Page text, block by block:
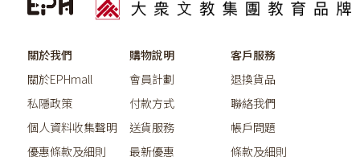
關於我們
關於EPHmall
私隱政策
個人資料收集聲明
優惠條款及細則
購物說明
會員計劃
付款方式
送貨服務
最新優惠
客戶服務
退換貨品
聯絡我們
帳戶問題
條款及細則